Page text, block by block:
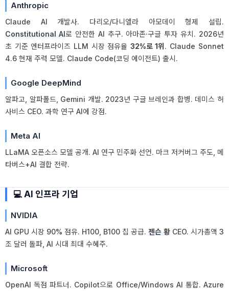
Anthropic
Claude AI 개발사. 다리오/다니엘라 아모데이 형제 설립.
Constitutional AI로 안전한 AI 추구. 아마존·구글 투자 유치. 2026년
초 기준 엔터프라이즈 LLM 시장 점유율 32%로 1위 . Claude Sonnet
4.6 현재 주력 모델. Claude Code(코딩 에이전트) 출시.
Google DeepMind
알파고, 알파폴드, Gemini 개발. 2023년 구글 브레인과 합병. 데미스 허
사비스 CEO. 과학 연구 AI에 강점.
Meta AI
LLaMA 오픈소스 모델 공개. AI 연구 민주화 선언. 마크 저커버그 주도, 메
타버스+AI 결합 전략.
💻 AI 인프라 기업
NVIDIA
AI GPU 시장 90% 점유. H100, B100 칩 공급. 젠슨 황 CEO. 시가총액 3
조 달러 돌파, AI 시대 최대 수혜주.
Microsoft
OpenAI 독점 파트너. Copilot으로 Office/Windows AI 통합. Azure